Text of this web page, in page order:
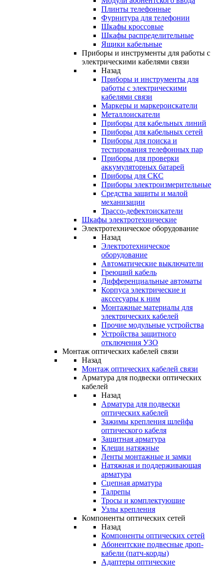
Плинты телефонные
Фурнитура для телефонии
Шкафы кроссовые
Шкафы распределительные
Ящики кабельные
Приборы и инструменты для работы с
электрическими кабелями связи
Назад
Приборы и инструменты для
работы с электрическими
кабелями связи
Маркеры и маркероискатели
Металлоискатели
Приборы для кабельных линий
Приборы для кабельных сетей
Приборы для поиска и
тестирования телефонных пар
Приборы для проверки
аккумуляторных батарей
Приборы для СКС
Приборы электроизмерительные
Средства защиты и малой
механизации
Трассо-дефектоискатели
Шкафы электротехнические
Электротехническое оборудование
Назад
Электротехническое
оборудование
Автоматические выключатели
Греющий кабель
Дифференциальные автоматы
Корпуса электрические и
акссесуары к ним
Монтажные материалы для
электрических кабелей
Прочие модульные устройства
Устройства защитного
отключения УЗО
Монтаж оптических кабелей связи
Назад
Монтаж оптических кабелей связи
Арматура для подвески оптических
кабелей
Назад
Арматура для подвески
оптических кабелей
Зажимы крепления шлейфа
оптического кабеля
Защитная арматура
Клещи натяжные
Ленты монтажные и замки
Натяжная и поддерживающая
арматура
Сцепная арматура
Талрепы
Тросы и комплектующие
Узлы крепления
Компоненты оптических сетей
Назад
Компоненты оптических сетей
Абонентские подвесные дроп-
кабели (патч-корды)
Адаптеры оптические